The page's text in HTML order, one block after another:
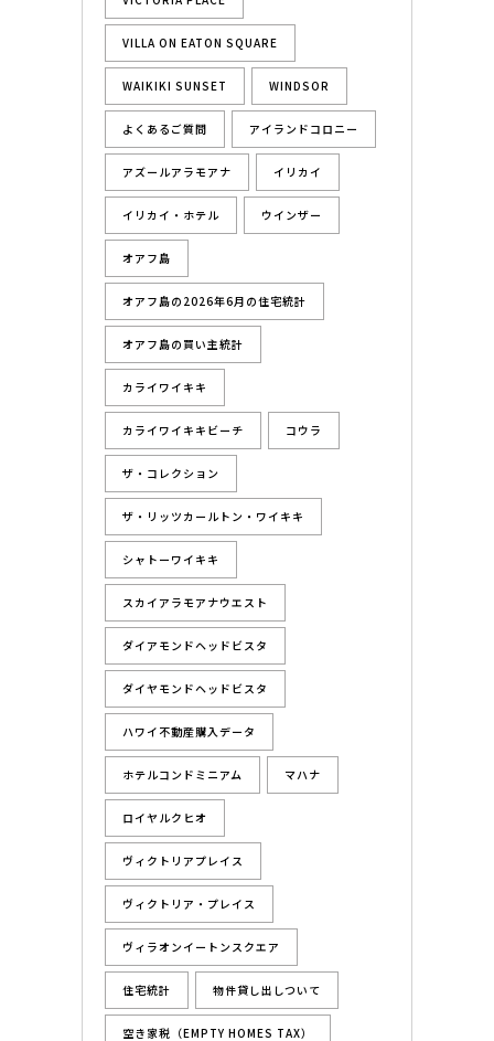
VILLA ON EATON SQUARE
WAIKIKI SUNSET WINDSOR
よくあるご質問 アイランドコロニー
アズールアラモアナ イリカイ
イリカイ・ホテル ウインザー
オアフ島
オアフ島の2026年6月の住宅統計
オアフ島の買い主統計
カライワイキキ
カライワイキキビーチ コウラ
ザ・コレクション
ザ・リッツカールトン・ワイキキ
シャトーワイキキ
スカイアラモアナウエスト
ダイアモンドヘッドビスタ
ダイヤモンドヘッドビスタ
ハワイ不動産購入データ
ホテルコンドミニアム マハナ
ロイヤルクヒオ
ヴィクトリアプレイス
ヴィクトリア・プレイス
ヴィラオンイートンスクエア
住宅統計 物件貸し出しついて
空き家税（EMPTY HOMES TAX）